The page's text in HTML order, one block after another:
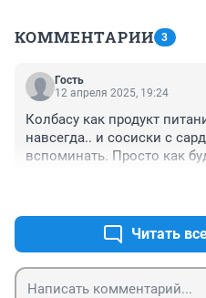
КОММЕНТАРИИ 3
Гость
12 апреля 2025, 19:24
Колбасу как продукт
навсегда.. и сосиски с
вспоминать. Просто как
Читать